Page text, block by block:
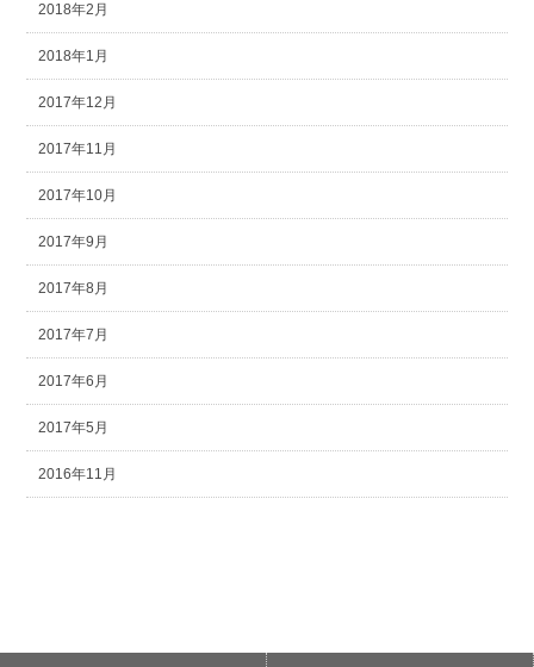
2018年2月
2018年1月
2017年12月
2017年11月
2017年10月
2017年9月
2017年8月
2017年7月
2017年6月
2017年5月
2016年11月